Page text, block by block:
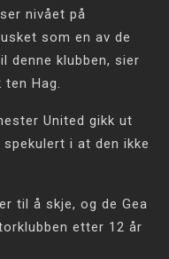
nivået på
som en av de
denne klubben, sier
ten Hag.
United gikk ut
i at den ikke
til å skje, og de Gea
etter 12 år